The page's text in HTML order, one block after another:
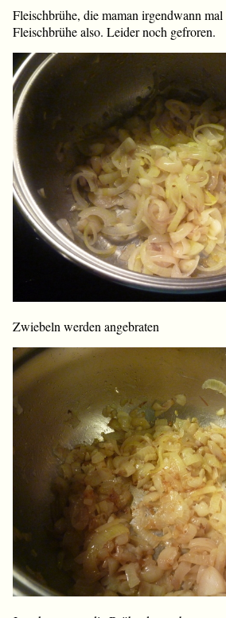
Fleischbrühe, die maman irgendwann
Fleischbrühe also. Leider noch gefroren.
Zwiebeln werden angebraten